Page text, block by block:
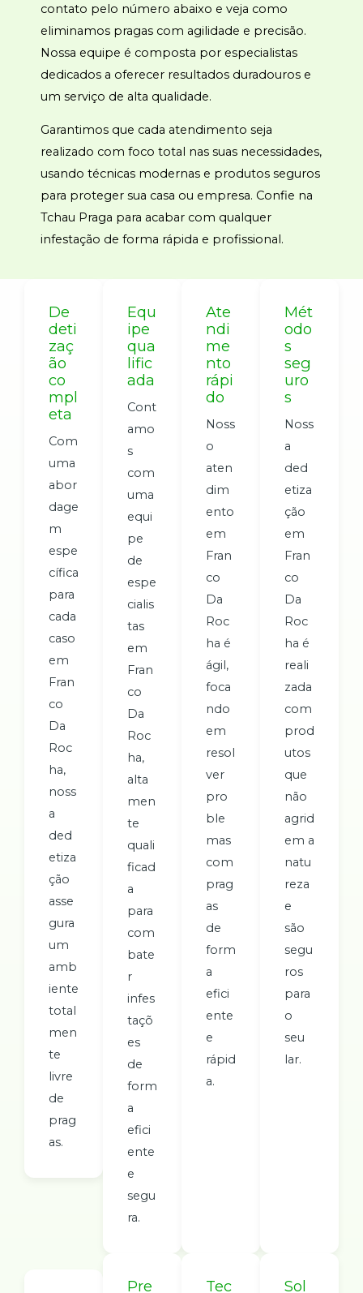
contato pelo número abaixo e veja como
eliminamos pragas com agilidade e precisão.
Nossa equipe é composta por especialistas
dedicados a oferecer resultados duradouros e
um serviço de alta qualidade.
Garantimos que cada atendimento seja
realizado com foco total nas suas necessidades,
usando técnicas modernas e produtos seguros
para proteger sua casa ou empresa. Confie na
Tchau Praga para acabar com qualquer
infestação de forma rápida e profissional.
De
deti
zaç
ão
co
mpl
eta
Com
uma
abor
dage
m
espe
cífica
para
cada
caso
em
Fran
co
Da
Roc
ha,
noss
a
ded
etiza
ção
asse
gura
um
amb
iente
total
men
te
livre
de
prag
as.
Equ
ipe
qua
lific
ada
Cont
amo
s
com
uma
equi
pe
de
espe
cialis
tas
em
Fran
co
Da
Roc
ha,
alta
men
te
quali
ficad
a
para
com
bate
r
infes
taçõ
es
de
form
a
efici
ente
e
segu
ra.
Ate
ndi
me
nto
rápi
do
Noss
o
aten
dim
ento
em
Fran
co
Da
Roc
ha é
ágil,
foca
ndo
em
resol
ver
pro
ble
mas
com
prag
as
de
form
a
efici
ente
e
rápid
a.
Mét
odo
s
seg
uro
s
Noss
a
ded
etiza
ção
em
Fran
co
Da
Roc
ha é
reali
zada
com
prod
utos
que
não
agrid
em a
natu
reza
e
são
segu
ros
para
o
seu
lar.
Pre Tec Sol